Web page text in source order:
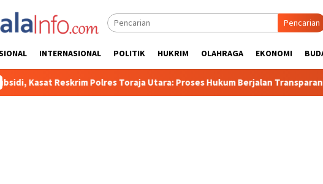
Pencarian
INTERNASIONAL POLITIK HUKRIM OLAHRAGA EKONOMI
Toraja Utara: Proses Hukum Berjalan Transparan Polisi